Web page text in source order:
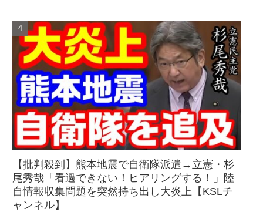
【批判殺到】熊本地震で自衛隊派遣→立憲・杉
尾秀哉「看過できない！ヒアリングする！」陸
自情報収集問題を突然持ち出し大炎上【KSLチ
ャンネル】